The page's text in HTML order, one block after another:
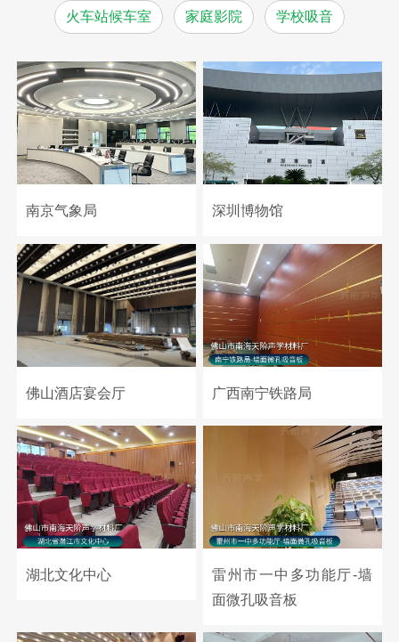
火车站候车室 家庭影院 学校吸音
南京气象局 深圳博物馆
佛山酒店宴会厅 广西南宁铁路局
湖北文化中心
雷州市一中多功能厅-墙
面微孔吸音板